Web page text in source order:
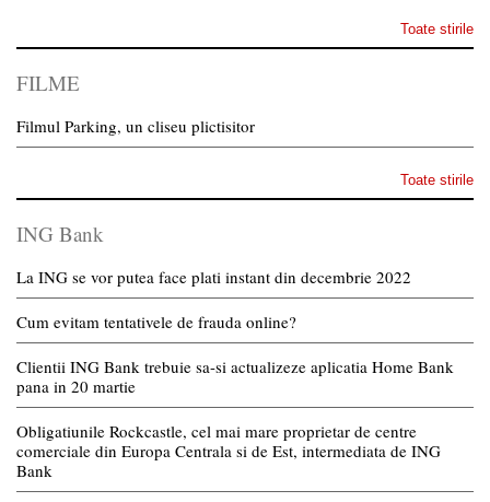
Toate stirile
FILME
Filmul Parking, un cliseu plictisitor
Toate stirile
ING Bank
La ING se vor putea face plati instant din decembrie 2022
Cum evitam tentativele de frauda online?
Clientii ING Bank trebuie sa-si actualizeze aplicatia Home Bank
pana in 20 martie
Obligatiunile Rockcastle, cel mai mare proprietar de centre
comerciale din Europa Centrala si de Est, intermediata de ING
Bank